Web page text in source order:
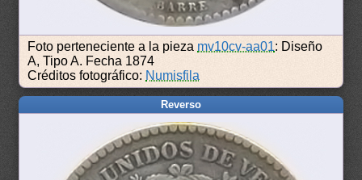
Foto perteneciente a la pieza mv10cv-aa01: Diseño
A, Tipo A. Fecha 1874
Créditos fotográfico: Numisfila
Reverso